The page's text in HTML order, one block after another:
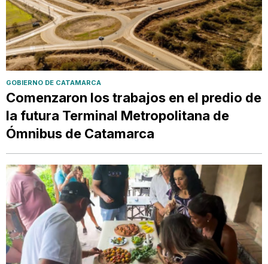
GOBIERNO DE CATAMARCA
Comenzaron los trabajos en el predio de
la futura Terminal Metropolitana de
Ómnibus de Catamarca